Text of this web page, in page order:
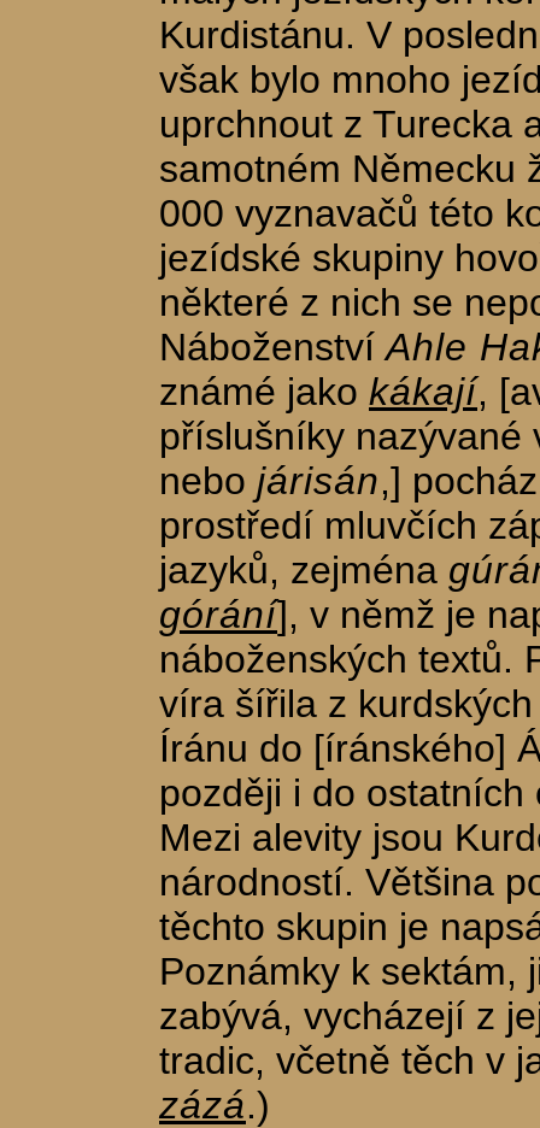
Kurdistánu. V
však bylo mnoho
uprchnout z Turecka
samotném Německu
000 vyznavačů této
jezídské skupiny
některé z nich se
NáboženstvíAhle
známé jako kákají,
příslušníky
nebo járisán,]
prostředí mluvčích
jazyků, zejména
górání], v němž je
náboženských textů.
víra šířila z
Íránu do [íránského]
později i do
Mezi alevity jsou
národností. Většina
těchto skupin je
Poznámky k sektám,
zabývá, vycházejí z
tradic, včetně těch v
zázá.)